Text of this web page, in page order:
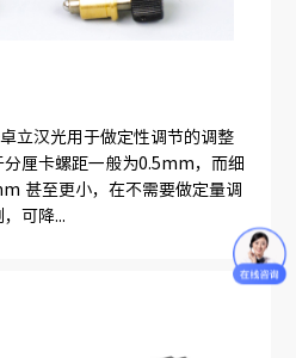
立汉光用于做定性调节的调整
厘卡螺距一般为0.5mm，而细
甚至更小，在不需要做定量调
可降...